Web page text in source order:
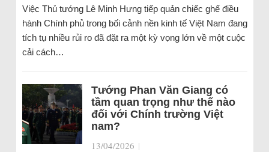
Việc Thủ tướng Lê Minh Hưng tiếp quản chiếc ghế điều
hành Chính phủ trong bối cảnh nền kinh tế Việt Nam đang
tích tụ nhiều rủi ro đã đặt ra một kỳ vọng lớn về một cuộc
cải cách…
Tướng Phan Văn Giang có
tầm quan trọng như thế nào
đối với Chính trường Việt
nam?
13/04/2026 |